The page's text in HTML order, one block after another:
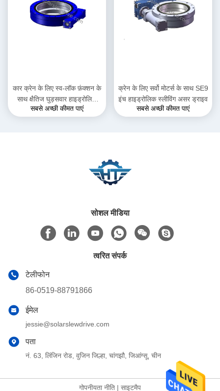
कार क्रेन के लिए स्व-लॉक फ़ंक्शन के
साथ क्षैतिज घुड़सवार हाइड्रोलिक
स्लीव ड्राइव
सबसे अच्छी कीमत पाएं
क्रेन के लिए सर्वो मोटर्स के साथ SE9
इंच हाइड्रोलिक स्लीविंग असर ड्राइव
सबसे अच्छी कीमत पाएं
सोशल मीडिया
त्वरित संपर्क
टेलीफोन
86-0519-88791866
ईमेल
jessie@solarslewdrive.com
पता
नं. 63, लिंजिन रोड, वुजिन जिल्हा, चांगझौ, जिआंग्सू, चीन
गोपनीयता नीति | साइटमैप